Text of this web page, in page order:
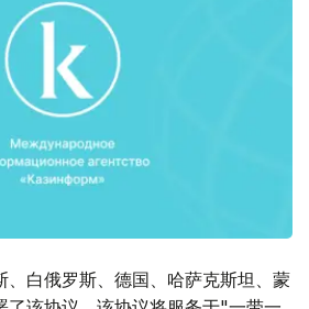
、白俄罗斯、德国、哈萨克斯坦、蒙